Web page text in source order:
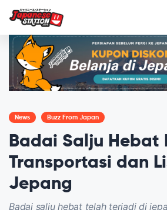
News Buzz From Japan
Badai Salju Hebat
Transportasi dan
Jepang
Badai salju hebat telah terjadi di